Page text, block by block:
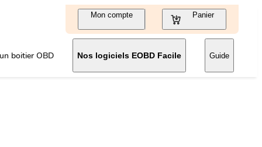
Mon compte Panier
boitier OBD Nos logiciels EOBD Facile Guide